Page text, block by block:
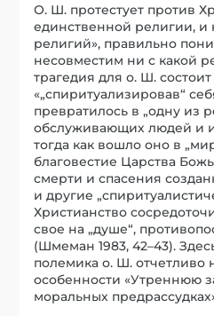
О. Ш. протестует против
единственной религии, и
религий», правильно
несовместим ни с какой
трагедия для о. Ш. состоит
«„спиритуализировав“
превратилось в „одну из
обслуживающих людей и
тогда как вошло оно в
благовестие Царства
смерти и спасения
и другие
Христианство
свое на „душе“,
(Шмеман 1983, 42–43).
полемика о. Ш.
особенности «Утреннюю
моральных